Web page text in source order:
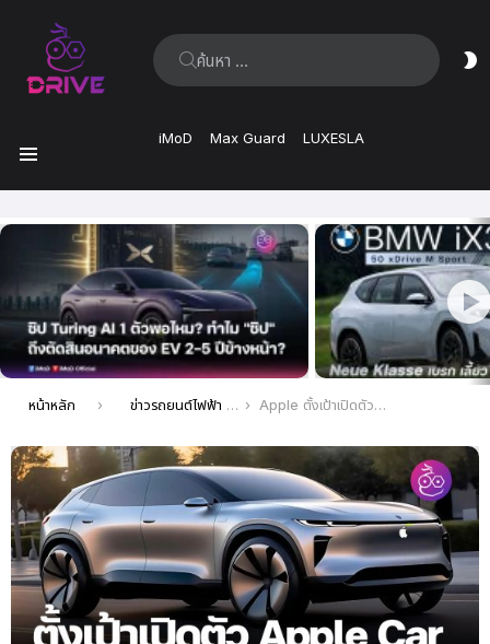
ค้นหา:
iMoD Max Guard LUXESLA
ล่าสุด
คุณอยู่ที่นี่:
หน้าหลัก ข่าวรถยนต์ไฟฟ้า EV ล่าสุด Apple ตั้งเป้าเปิดตัวรถยนต์ไฟฟ้า Apple Car ปี 2028 พร้อมปรับลดแผนใช้ระบบขับขี่อัตโนมัติระดับ 2